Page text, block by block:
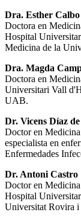
Dra. Esther Calbo
Doctora en
Hospital
Medicina de la
Dra. Magda
Doctora en
Universitari Vall
UAB.
Dr. Vicens Díaz
Doctor en
especialista en
Enfermedades
Dr. Antoni Castro
Doctor en
Hospital
Universitat Rovira